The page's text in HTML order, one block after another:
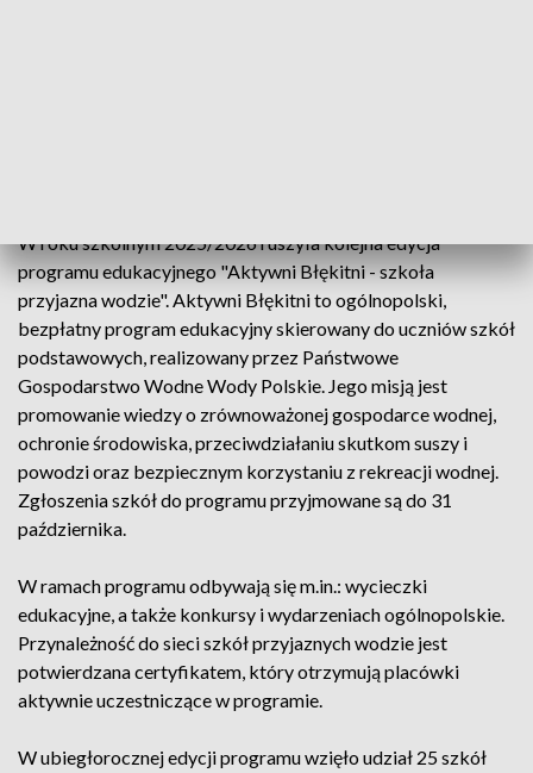
W roku szkolnym 2025/2026 ruszyła kolejna edycja
programu edukacyjnego "Aktywni Błękitni - szkoła
przyjazna wodzie". Aktywni Błękitni to ogólnopolski,
bezpłatny program edukacyjny skierowany do uczniów szkół
podstawowych, realizowany przez Państwowe
Gospodarstwo Wodne Wody Polskie. Jego misją jest
promowanie wiedzy o zrównoważonej gospodarce wodnej,
ochronie środowiska, przeciwdziałaniu skutkom suszy i
powodzi oraz bezpiecznym korzystaniu z rekreacji wodnej.
Zgłoszenia szkół do programu przyjmowane są do 31
października.
W ramach programu odbywają się m.in.: wycieczki
edukacyjne, a także konkursy i wydarzeniach ogólnopolskie.
Przynależność do sieci szkół przyjaznych wodzie jest
potwierdzana certyfikatem, który otrzymują placówki
aktywnie uczestniczące w programie.
W ubiegłorocznej edycji programu wzięło udział 25 szkół